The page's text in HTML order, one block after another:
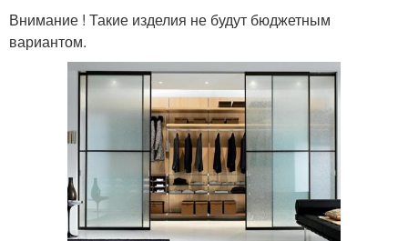
Внимание ! Такие изделия не будут бюджетным
вариантом.